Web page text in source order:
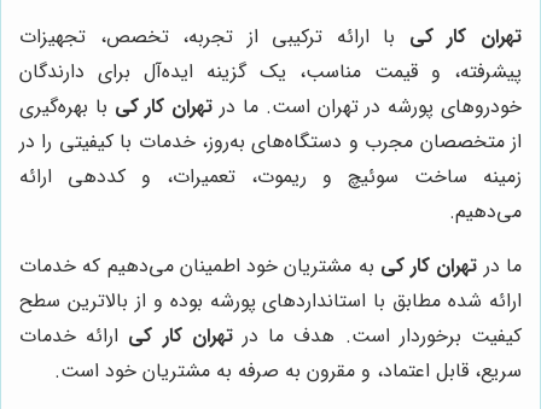
تهران کار کی با ارائه ترکیبی از تجربه، تخصص، تجهیزات
پیشرفته، و قیمت مناسب، یک گزینه ایده‌آل برای دارندگان
خودروهای پورشه در تهران است. ما در تهران کار کی با بهره‌گیری
از متخصصان مجرب و دستگاه‌های به‌روز، خدمات با کیفیتی را در
زمینه ساخت سوئیچ و ریموت، تعمیرات، و کددهی ارائه
می‌دهیم.
ما در تهران کار کی به مشتریان خود اطمینان می‌دهیم که خدمات
ارائه شده مطابق با استانداردهای پورشه بوده و از بالاترین سطح
کیفیت برخوردار است. هدف ما درتهران کار کی ارائه خدمات
سریع، قابل اعتماد، و مقرون به صرفه به مشتریان خود است.